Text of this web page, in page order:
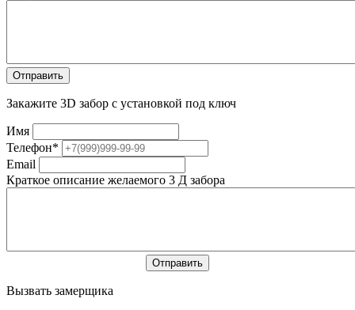
Закажите 3D забор с установкой под ключ
Имя
Телефон*
Email
Краткое описание желаемого 3 Д забора
Вызвать замерщика